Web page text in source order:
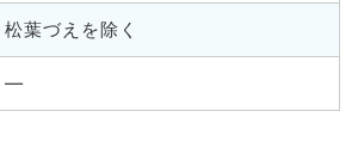
松葉づえを除く
—